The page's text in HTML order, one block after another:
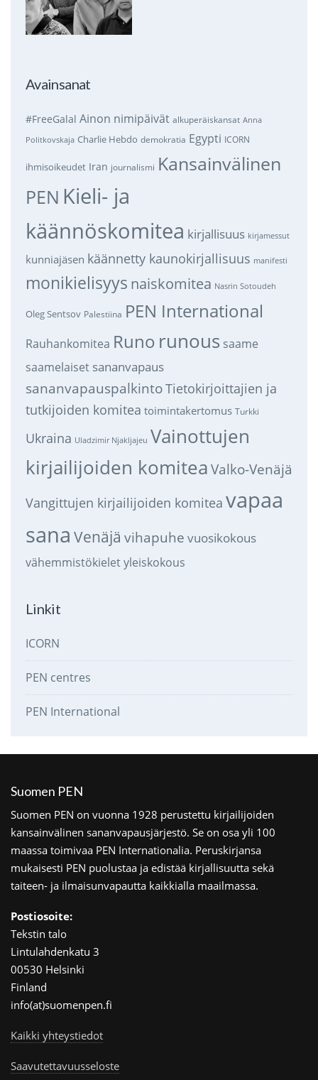
Avainsanat
#FreeGalal Ainon nimipäivät alkuperäiskansat Anna
Politkovskaja Charlie Hebdo demokratia Egypti ICORN
ihmisoikeudet Iran journalismi Kansainvälinen
PEN Kieli- ja
käännöskomitea kirjallisuus kirjamessut
kunniajäsen käännetty kaunokirjallisuus manifesti
monikielisyys naiskomitea Nasrin Sotoudeh
Oleg Sentsov Palestiina PEN International
Rauhankomitea Runo runous saame
saamelaiset sananvapaus
sananvapauspalkintoTietokirjoittajien ja
tutkijoiden komitea toimintakertomus Turkki
Ukraina Uladzimir Njakljajeu Vainottujen
kirjailijoiden komitea Valko-Venäjä
Vangittujen kirjailijoiden komitea vapaa
sana Venäjä vihapuhe vuosikokous
vähemmistökieletyleiskokous
Linkit
ICORN
PEN centres
PEN International
Suomen PEN
Suomen PEN on vuonna 1928 perustettu kirjailijoiden
kansainvälinen sananvapausjärjestö. Se on osa yli 100
maassa toimivaa PEN Internationalia. Peruskirjansa
mukaisesti PEN puolustaa ja edistää kirjallisuutta sekä
taiteen- ja ilmaisunvapautta kaikkialla maailmassa.
Postiosoite:
Tekstin talo
Lintulahdenkatu 3
00530 Helsinki
Finland
info(at)suomenpen.fi
Kaikki yhteystiedot
Saavutettavuusseloste